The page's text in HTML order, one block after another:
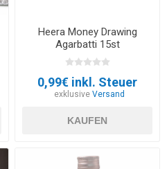
Heera Money Drawing
Agarbatti 15st
0,99€ inkl. Steuer
exklusive Versand
KAUFEN